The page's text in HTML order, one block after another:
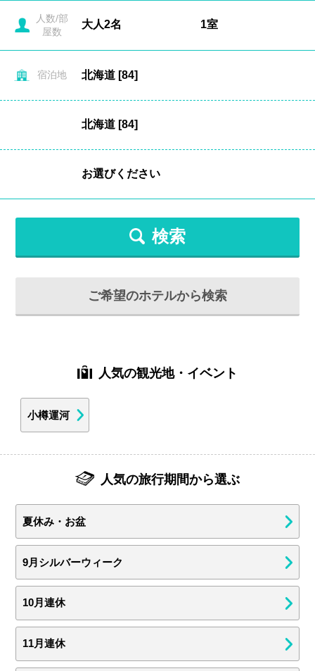
人数/部
屋数
宿泊地
検索
ご希望のホテルから検索
人気の観光地・イベント
小樽運河
人気の旅行期間から選ぶ
夏休み・お盆
9月シルバーウィーク
10月連休
11月連休